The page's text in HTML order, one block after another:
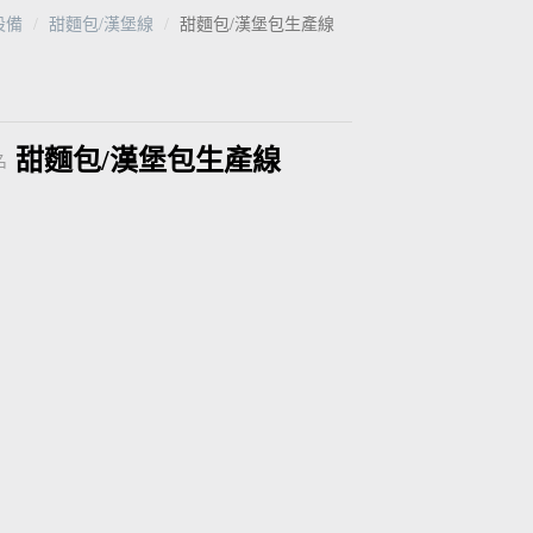
備 甜麵包/漢堡線 甜麵包/漢堡包生產線
甜麵包/漢堡包生產線